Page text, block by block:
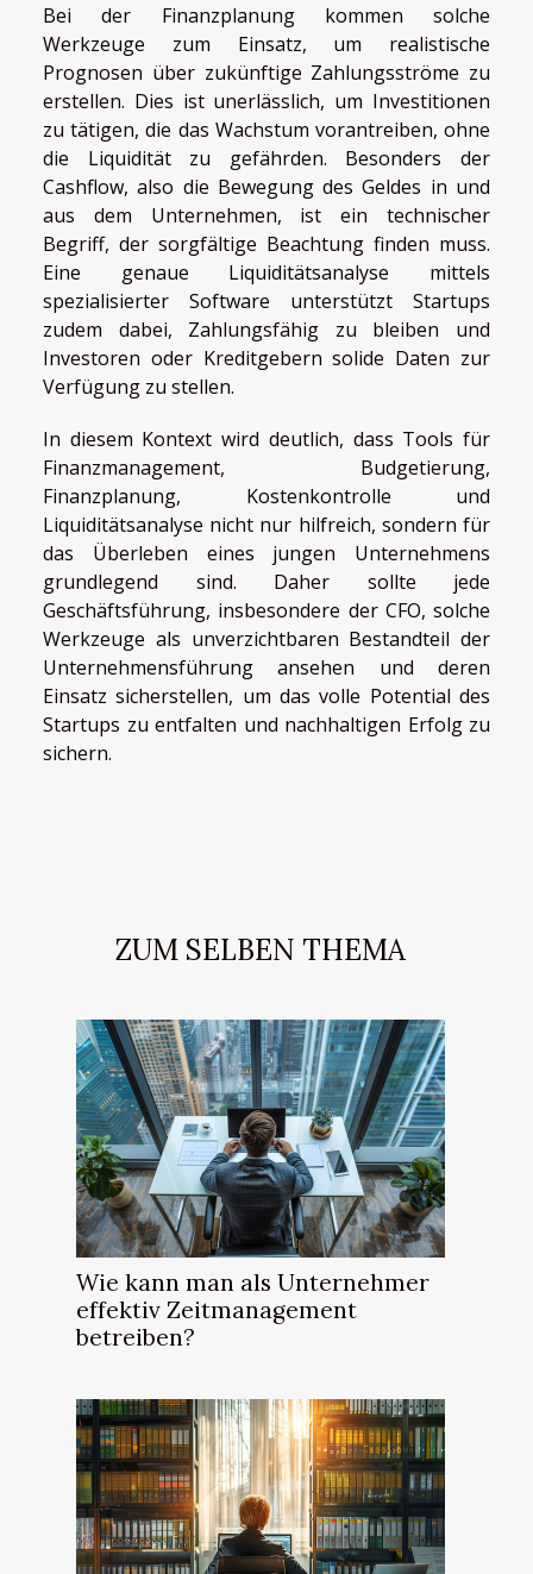
Bei der Finanzplanung kommen solche
Werkzeuge zum Einsatz, um realistische
Prognosen über zukünftige Zahlungsströme zu
erstellen. Dies ist unerlässlich, um Investitionen
zu tätigen, die das Wachstum vorantreiben, ohne
die Liquidität zu gefährden. Besonders der
Cashflow, also die Bewegung des Geldes in und
aus dem Unternehmen, ist ein technischer
Begriff, der sorgfältige Beachtung finden muss.
Eine genaue Liquiditätsanalyse mittels
spezialisierter Software unterstützt Startups
zudem dabei, Zahlungsfähig zu bleiben und
Investoren oder Kreditgebern solide Daten zur
Verfügung zu stellen.
In diesem Kontext wird deutlich, dass Tools für
Finanzmanagement, Budgetierung,
Finanzplanung, Kostenkontrolle und
Liquiditätsanalyse nicht nur hilfreich, sondern für
das Überleben eines jungen Unternehmens
grundlegend sind. Daher sollte jede
Geschäftsführung, insbesondere der CFO, solche
Werkzeuge als unverzichtbaren Bestandteil der
Unternehmensführung ansehen und deren
Einsatz sicherstellen, um das volle Potential des
Startups zu entfalten und nachhaltigen Erfolg zu
sichern.
ZUM SELBEN THEMA
Wie kann man als Unternehmer
effektiv Zeitmanagement
betreiben?